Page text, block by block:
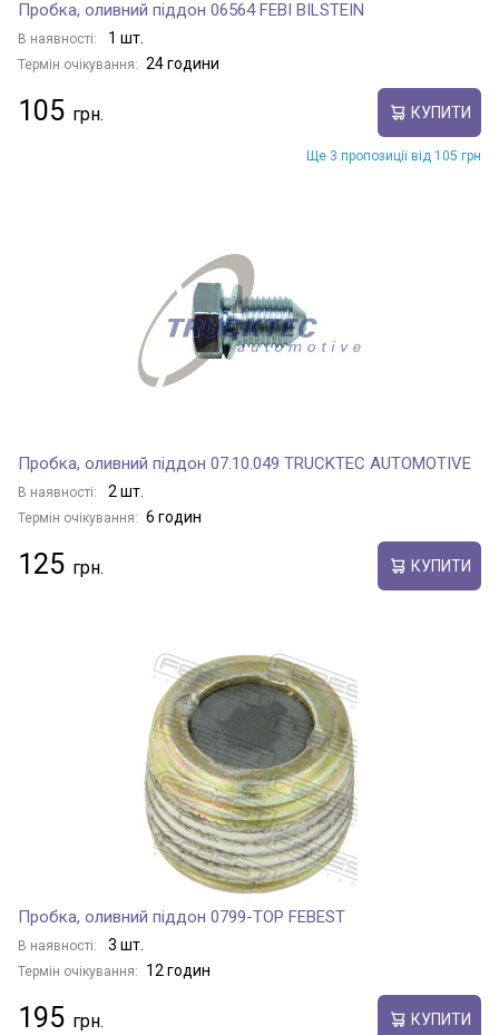
Пробка, оливний піддон 06564 FEBI BILSTEIN
В наявності: 1 шт.
Термін очікування: 24 години
105 КУПИТИ
Ще 3 пропозиції від 105 грн
Пробка, оливний піддон 07.10.049 TRUCKTEC AUTOMOTIVE
В наявності: 2 шт.
Термін очікування: 6 годин
125 КУПИТИ
Пробка, оливний піддон 0799-TOP FEBEST
В наявності: 3 шт.
Термін очікування: 12 годин
195 КУПИТИ